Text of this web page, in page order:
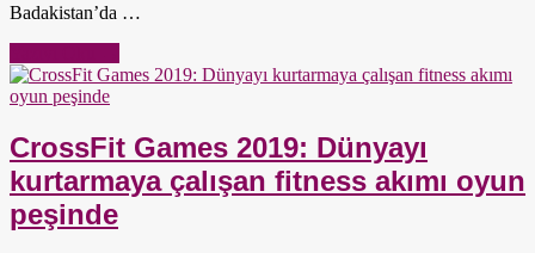
Badakistan’da …
CrossFit Games 2019: Dünyayı
kurtarmaya çalışan fitness akımı oyun
peşinde